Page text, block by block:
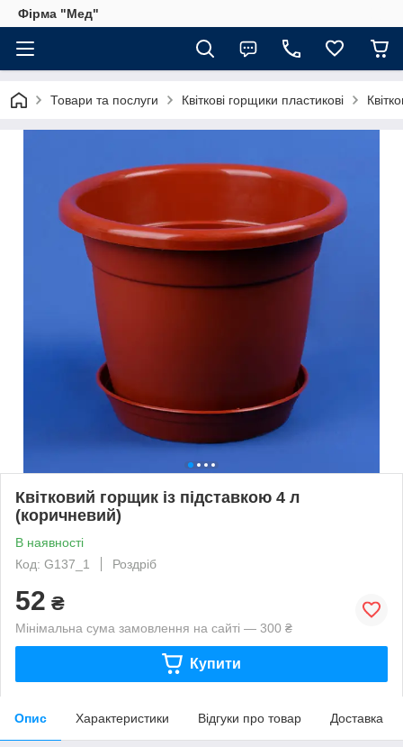
Фірма "Мед"
Товари та послуги Квіткові горщики пластикові
Квітковий горщик із підставкою 4 л
(коричневий)
В наявності
Код: G137_1
Роздріб
52 ₴
Мінімальна сума замовлення на сайті — 300 ₴
Купити
Опис Характеристики Відгуки про товар Доставка